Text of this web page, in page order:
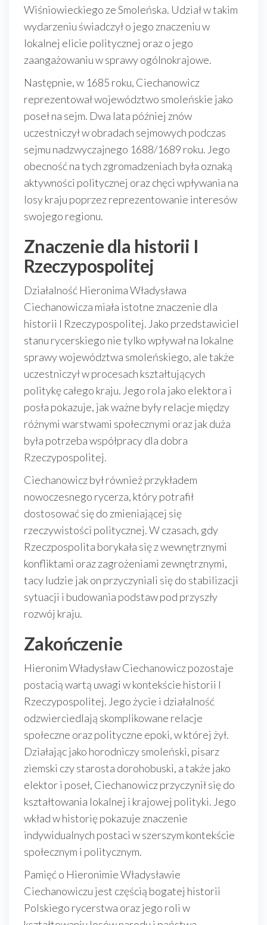
Wiśniowieckiego ze Smoleńska. Udział w takim
wydarzeniu świadczył o jego znaczeniu w
lokalnej elicie politycznej oraz o jego
zaangażowaniu w sprawy ogólnokrajowe.
Następnie, w 1685 roku, Ciechanowicz
reprezentował województwo smoleńskie jako
poseł na sejm. Dwa lata później znów
uczestniczył w obradach sejmowych podczas
sejmu nadzwyczajnego 1688/1689 roku. Jego
obecność na tych zgromadzeniach była oznaką
aktywności politycznej oraz chęci wpływania na
losy kraju poprzez reprezentowanie interesów
swojego regionu.
Znaczenie dla historii I
Rzeczypospolitej
Działalność Hieronima Władysława
Ciechanowicza miała istotne znaczenie dla
historii I Rzeczypospolitej. Jako przedstawiciel
stanu rycerskiego nie tylko wpływał na lokalne
sprawy województwa smoleńskiego, ale także
uczestniczył w procesach kształtujących
politykę całego kraju. Jego rola jako elektora i
posła pokazuje, jak ważne były relacje między
różnymi warstwami społecznymi oraz jak duża
była potrzeba współpracy dla dobra
Rzeczypospolitej.
Ciechanowicz był również przykładem
nowoczesnego rycerza, który potrafił
dostosować się do zmieniającej się
rzeczywistości politycznej. W czasach, gdy
Rzeczpospolita borykała się z wewnętrznymi
konfliktami oraz zagrożeniami zewnętrznymi,
tacy ludzie jak on przyczyniali się do stabilizacji
sytuacji i budowania podstaw pod przyszły
rozwój kraju.
Zakończenie
Hieronim Władysław Ciechanowicz pozostaje
postacią wartą uwagi w kontekście historii I
Rzeczypospolitej. Jego życie i działalność
odzwierciedlają skomplikowane relacje
społeczne oraz polityczne epoki, w której żył.
Działając jako horodniczy smoleński, pisarz
ziemski czy starosta dorohobuski, a także jako
elektor i poseł, Ciechanowicz przyczynił się do
kształtowania lokalnej i krajowej polityki. Jego
wkład w historię pokazuje znaczenie
indywidualnych postaci w szerszym kontekście
społecznym i politycznym.
Pamięć o Hieronimie Władysławie
Ciechanowiczu jest częścią bogatej historii
Polskiego rycerstwa oraz jego roli w